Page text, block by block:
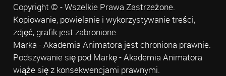
Copyright © - Wszelkie Prawa Zastrzeżone.
Kopiowanie, powielanie i wykorzystywanie treści,
zdjęć, grafik jest zabronione.
Marka - Akademia Animatora jest chroniona prawnie.
Podszywanie się pod Markę - Akademia Animatora
wiąże się z konsekwencjami prawnymi.